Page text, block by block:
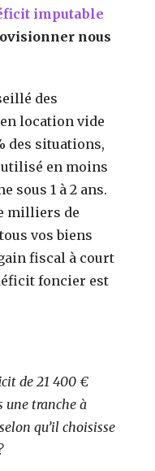
imputable
nous
des
location vide
des situations,
en moins
sous 1 à 2 ans.
milliers de
vos biens
fiscal à court
foncier est
de 21 400 €
une tranche à
qu’il choisisse